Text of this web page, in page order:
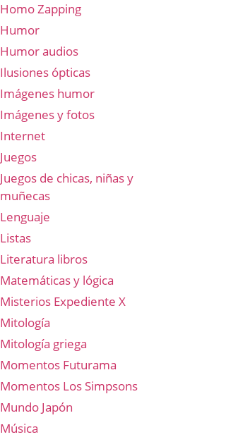
Homo Zapping
Humor
Humor audios
Ilusiones ópticas
Imágenes humor
Imágenes y fotos
Internet
Juegos
Juegos de chicas, niñas y
muñecas
Lenguaje
Listas
Literatura libros
Matemáticas y lógica
Misterios Expediente X
Mitología
Mitología griega
Momentos Futurama
Momentos Los Simpsons
Mundo Japón
Música